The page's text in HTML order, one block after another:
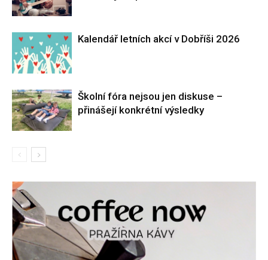
Kalendář letních akcí v Dobříši 2026
Školní fóra nejsou jen diskuse –
přinášejí konkrétní výsledky